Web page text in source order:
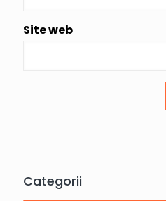
Site web
Categorii